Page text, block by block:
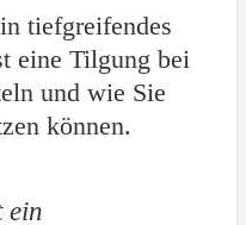
tiefgreifendes
eine Tilgung bei
und wie Sie
können.
ein